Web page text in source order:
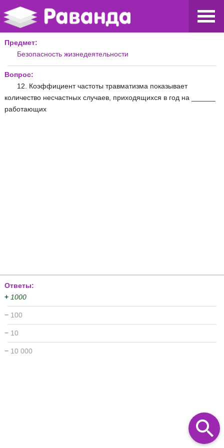
Предмет:
Безопасность жизнедеятельности
Вопрос:
12. Коэффициент частоты травматизма показывает
количество несчастных случаев, приходящихся в год на ______
работающих
Ответы:
+ 1000
− 100
− 10
− 10 000